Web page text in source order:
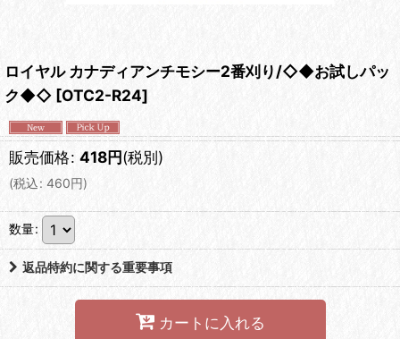
ロイヤル カナディアンチモシー2番刈り/◇◆お試しパッ
ク◆◇ [OTC2-R24]
販売価格: 418円(税別)
(税込: 460円)
数量:
返品特約に関する重要事項
カートに入れる